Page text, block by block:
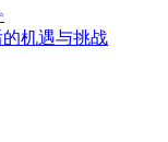
机遇与挑战